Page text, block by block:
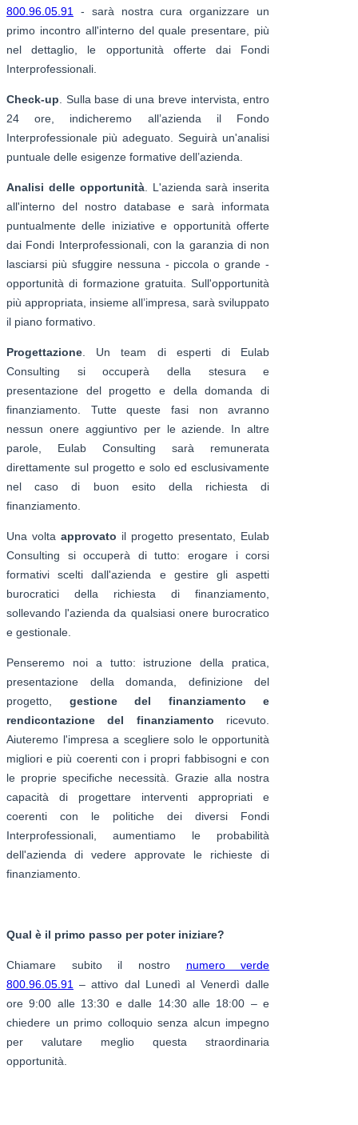
800.96.05.91
- sarà nostra cura organizzare un
primo incontro all'interno del quale presentare, più
nel dettaglio, le opportunità offerte dai Fondi
Interprofessionali.
Check-up . Sulla base di una breve intervista, entro
24 ore, indicheremo all’azienda il Fondo
Interprofessionale più adeguato. Seguirà un'analisi
puntuale delle esigenze formative dell’azienda.
Analisi delle opportunità. L'azienda sarà inserita
all'interno del nostro database e sarà informata
puntualmente delle iniziative e opportunità offerte
dai Fondi Interprofessionali, con la garanzia di non
lasciarsi più sfuggire nessuna - piccola o grande -
opportunità di formazione gratuita. Sull'opportunità
più appropriata, insieme all’impresa, sarà sviluppato
il piano formativo.
Progettazione . Un team di esperti di Eulab
Consulting si occuperà della stesura e
presentazione del progetto e della domanda di
finanziamento. Tutte queste fasi non avranno
nessun onere aggiuntivo per le aziende. In altre
parole, Eulab Consulting sarà remunerata
direttamente sul progetto e solo ed esclusivamente
nel caso di buon esito della richiesta di
finanziamento.
Una voltaapprovato il progetto presentato, Eulab
Consulting si occuperà di tutto: erogare i corsi
formativi scelti dall'azienda e gestire gli aspetti
burocratici della richiesta di finanziamento,
sollevando l'azienda da qualsiasi onere burocratico
e gestionale.
Penseremo noi a tutto: istruzione della pratica,
presentazione della domanda, definizione del
progetto, gestione del finanziamento e
rendicontazione del finanziamento ricevuto.
Aiuteremo l'impresa a scegliere solo le opportunità
migliori e più coerenti con i propri fabbisogni e con
le proprie specifiche necessità. Grazie alla nostra
capacità di progettare interventi appropriati e
coerenti con le politiche dei diversi Fondi
Interprofessionali, aumentiamo le probabilità
dell'azienda di vedere approvate le richieste di
finanziamento.
Qual è il primo passo per poter iniziare?
Chiamare subito il nostro numero verde
800.96.05.91
– attivo dal Lunedì al Venerdì dalle
ore 9:00 alle 13:30 e dalle 14:30 alle 18:00 – e
chiedere un primo colloquio senza alcun impegno
per valutare meglio questa straordinaria
opportunità.